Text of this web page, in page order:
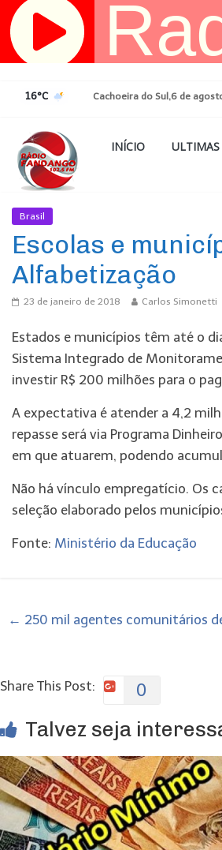
Pular
para
16°C Cachoeira do Sul,6 de
INÍCIO
Brasil
Escolas e
Alfabetização
23 de janeiro de 2018 Carlos Simonetti
Estados e municípios têm até o
Sistema Integrado de
investir R$ 200 milhões para o
A expectativa é atender a 4,2
repasse será via Programa
em que atuarem, podendo
Não há vínculo empregatício. Os
seleção elaborado pelos
Fonte: Ministério da Educação
← 250 mil agentes comunitários
Share This Post:
0
Talvez seja